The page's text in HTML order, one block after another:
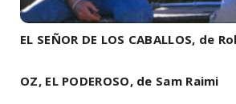
EL SEÑOR DE LOS CABALLOS, de
OZ, EL PODEROSO, de Sam Raimi